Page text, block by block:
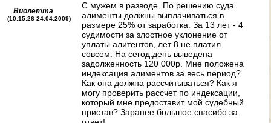
Виолетта
(10:15:26 24.04.2009)
С мужем в разводе. По решению суда
алименты должны выплачиваться в
размере 25% от заработка. За 13 лет - 4
судимости за злостное уклонение от
уплаты алитентов, лет 8 не платил
совсем. На сегод.день выведена
задолженность 120 000р. Мне положена
индексация алиментов за весь период?
Как она должна рассчитываться? Как я
могу проверить рассчет по индексации,
который мне предоставит мой судебный
пристав? Заранее большое спасибо за